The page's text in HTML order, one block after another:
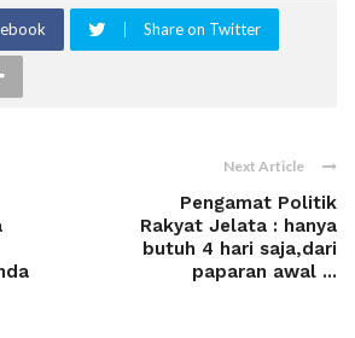
Share on Twitter
Next Article
Pengamat Politik
Rakyat Jelata : hanya
butuh 4 hari saja,dari
paparan awal ...